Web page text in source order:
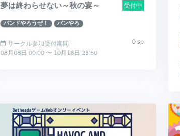
受付中
夢は終わらせない～秋の宴～
バンドやろうぜ！ バンやろ
0 sp
サークル参加受付期間
08月08日 00:00 〜 10月16日 23:50